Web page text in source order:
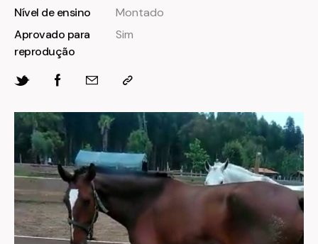
Nível de ensino
Montado
Aprovado para
reprodução
Sim